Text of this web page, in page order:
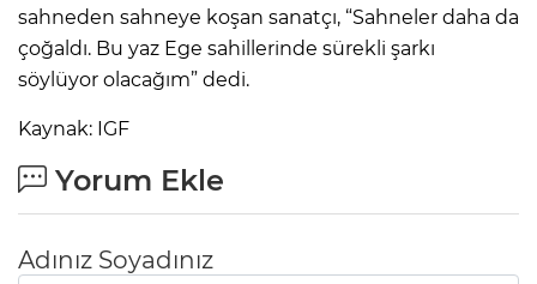
sahneden sahneye koşan sanatçı, “Sahneler daha da
çoğaldı. Bu yaz Ege sahillerinde sürekli şarkı
söylüyor olacağım” dedi.
Kaynak: IGF
Yorum Ekle
Adınız Soyadınız